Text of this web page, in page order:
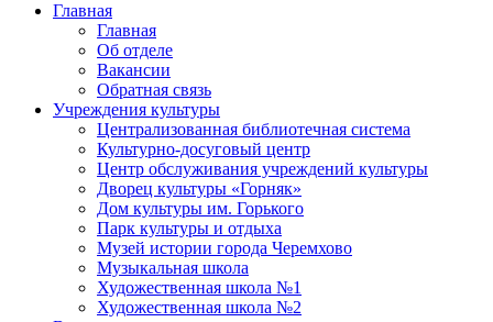
Главная
Главная
Об отделе
Вакансии
Обратная связь
Учреждения культуры
Централизованная библиотечная система
Культурно-досуговый центр
Центр обслуживания учреждений культуры
Дворец культуры «Горняк»
Дом культуры им. Горького
Парк культуры и отдыха
Музей истории города Черемхово
Музыкальная школа
Художественная школа №1
Художественная школа №2